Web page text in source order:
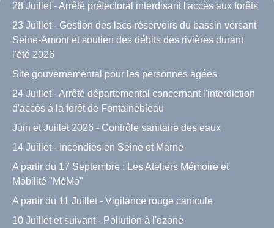
28 Juillet - Arrêté préfectoral interdisant l'accès aux forêts
23 Juillet - Gestion des lacs-réservoirs du bassin versant
Seine-Amont et soutien des débits des rivières durant
l'été 2026
Site gouvernemental pour les personnes agées
24 Juillet - Arrêté départemental concernant l'interdiction
d'accès à la forêt de Fontainebleau
Juin et Juillet 2026 - Contrôle sanitaire des eaux
14 Juillet - Incendies en Seine et Marne
A partir du 17 Septembre : Les Ateliers Mémoire et
Mobilité "MéMo"
A partir du 11 Juillet - Vigilance rouge canicule
10 Juillet et suivant - Pollution à l'ozone